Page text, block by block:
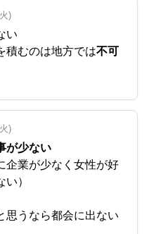
)
い
積むのは地方では不可
)
が少ない
企業が少なく女性が好
）
思うなら都会に出ない